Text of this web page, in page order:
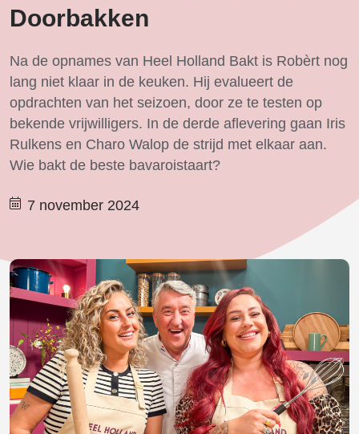
Doorbakken
Na de opnames van Heel Holland Bakt is Robèrt nog
lang niet klaar in de keuken. Hij evalueert de
opdrachten van het seizoen, door ze te testen op
bekende vrijwilligers. In de derde aflevering gaan Iris
Rulkens en Charo Walop de strijd met elkaar aan.
Wie bakt de beste bavaroistaart?
7 november 2024